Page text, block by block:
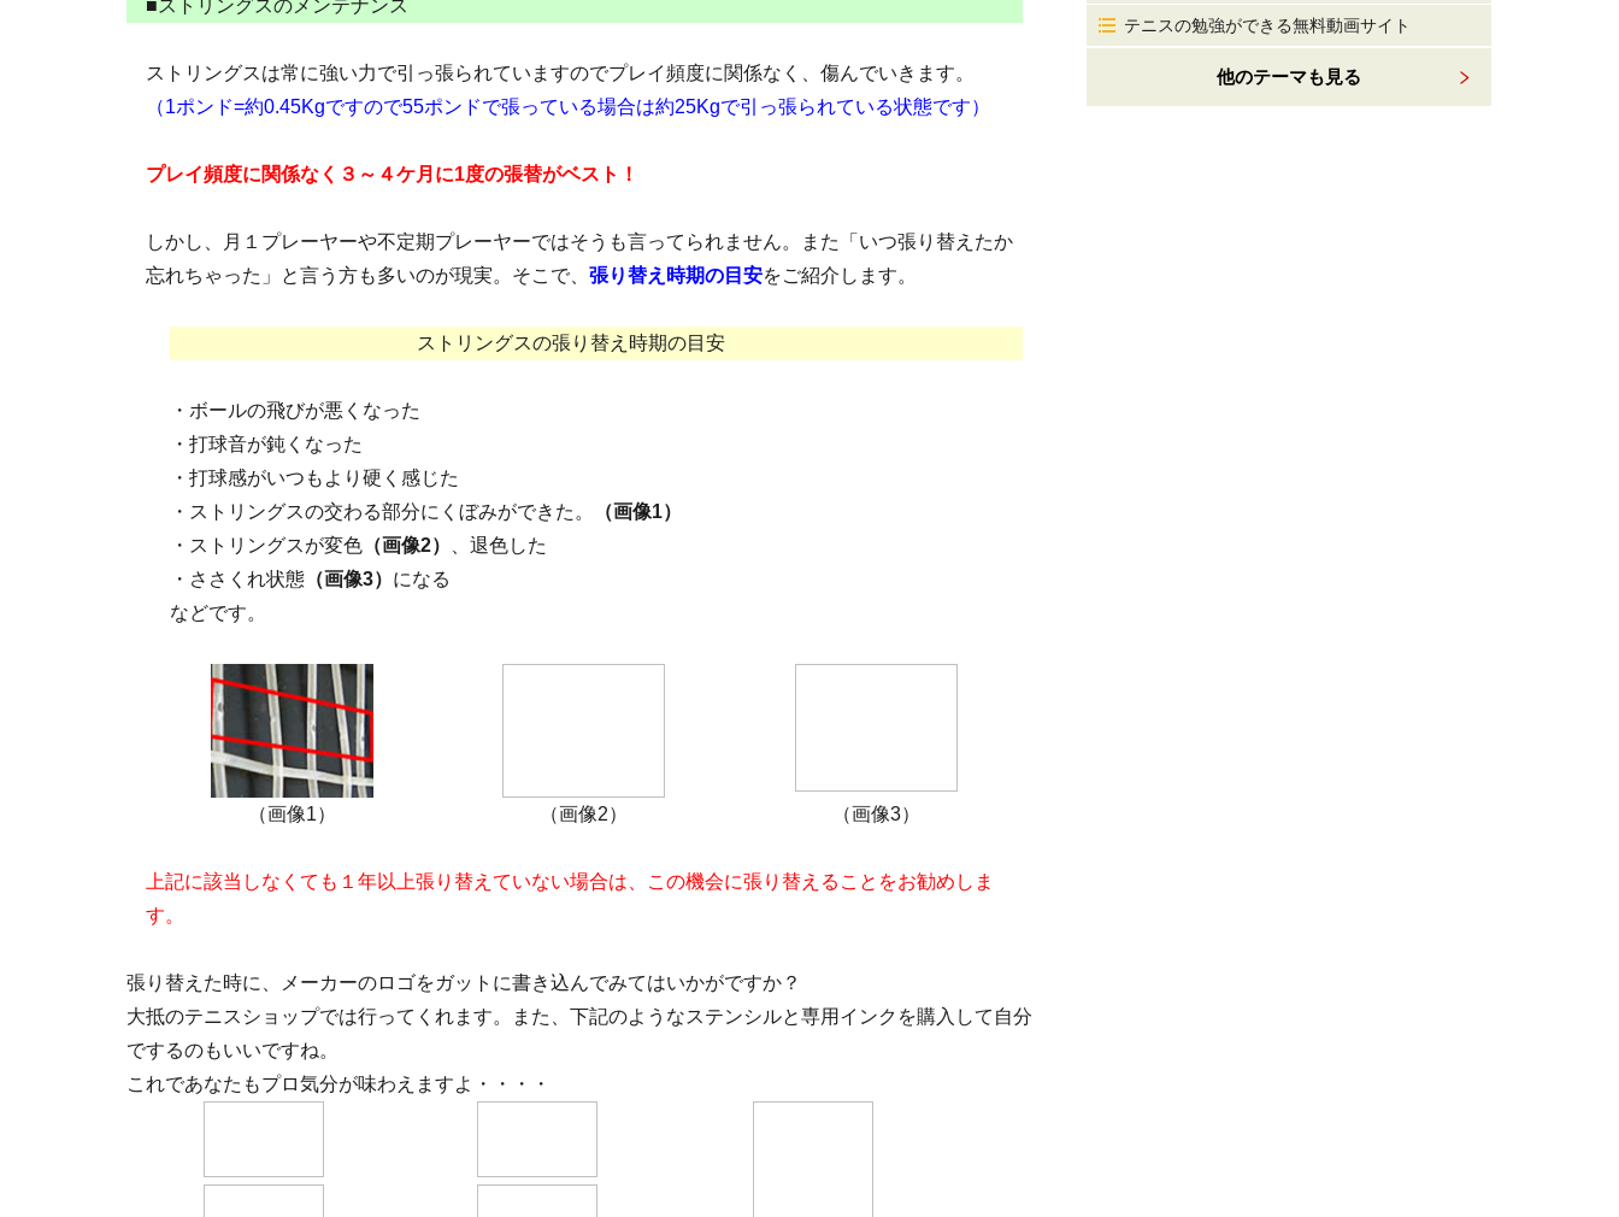
■ストリングスのメンテナンス
ストリングスは常に強い力で引っ張られていますのでプレイ頻度に関係なく、傷んでいきます。
（1ポンド=約0.45Kgですので55ポンドで張っている場合は約25Kgで引っ張られている状態です）
プレイ頻度に関係なく３～４ケ月に1度の張替がベスト！
しかし、月１プレーヤーや不定期プレーヤーではそうも言ってられません。また「いつ張り替えたか
忘れちゃった」と言う方も多いのが現実。そこで、 張り替え時期の目安をご紹介します。
ストリングスの張り替え時期の目安
・ボールの飛びが悪くなった
・打球音が鈍くなった
・打球感がいつもより硬く感じた
・ストリングスの交わる部分にくぼみができた。
（画像1）
・ストリングスが変色 （画像2）
、退色した
・ささくれ状態 （画像3） になる
などです。
（画像1） （画像2） （画像3）
上記に該当しなくても１年以上張り替えていない場合は、この機会に張り替えることをお勧めしま
す。
張り替えた時に、メーカーのロゴをガットに書き込んでみてはいかがですか？
大抵のテニスショップでは行ってくれます。また、下記のようなステンシルと専用インクを購入して自分
でするのもいいですね。
これであなたもプロ気分が味わえますよ・・・・
テニスの勉強ができる無料動画サイト
他のテーマも見る